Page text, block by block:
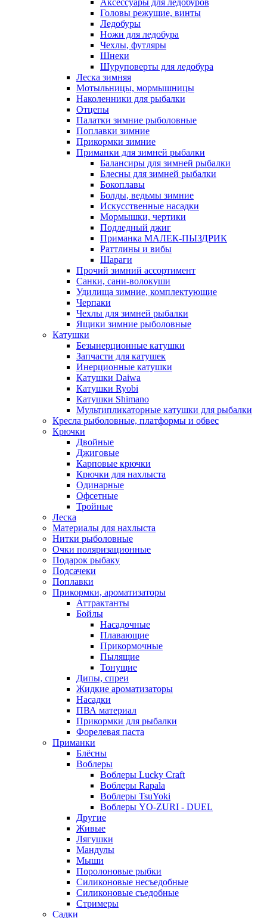
Аксессуары для ледобуров
Головы режущие, винты
Ледобуры
Ножи для ледобура
Чехлы, футляры
Шнеки
Шуруповерты для ледобура
Леска зимняя
Мотыльницы, мормышницы
Наколенники для рыбалки
Отцепы
Палатки зимние рыболовные
Поплавки зимние
Прикормки зимние
Приманки для зимней рыбалки
Балансиры для зимней рыбалки
Блесны для зимней рыбалки
Бокоплавы
Болды, ведьмы зимние
Искусственные насадки
Мормышки, чертики
Подледный джиг
Приманка МАЛЕК-ПЫЗДРИК
Раттлины и вибы
Шараги
Прочий зимний ассортимент
Санки, сани-волокуши
Удилища зимние, комплектующие
Черпаки
Чехлы для зимней рыбалки
Ящики зимние рыболовные
Катушки
Безынерционные катушки
Запчасти для катушек
Инерционные катушки
Катушки Daiwa
Катушки Ryobi
Катушки Shimano
Мультипликаторные катушки для рыбалки
Кресла рыболовные, платформы и обвес
Крючки
Двойные
Джиговые
Карповые крючки
Крючки для нахлыста
Одинарные
Офсетные
Тройные
Леска
Материалы для нахлыста
Нитки рыболовные
Очки поляризационные
Подарок рыбаку
Подсачеки
Поплавки
Прикормки, ароматизаторы
Аттрактанты
Бойлы
Насадочные
Плавающие
Прикормочные
Пылящие
Тонущие
Дипы, спреи
Жидкие ароматизаторы
Насадки
ПВА материал
Прикормки для рыбалки
Форелевая паста
Приманки
Блёсны
Воблеры
Воблеры Lucky Craft
Воблеры Rapala
Воблеры TsuYoki
Воблеры YO-ZURI - DUEL
Другие
Живые
Лягушки
Мандулы
Мыши
Поролоновые рыбки
Силиконовые несъедобные
Силиконовые съедобные
Стримеры
Садки